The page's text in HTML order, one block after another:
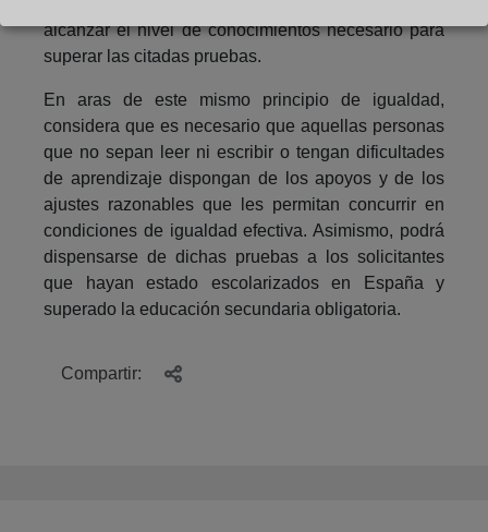
alcanzar el nivel de conocimientos necesario para
superar las citadas pruebas.
En aras de este mismo principio de igualdad,
considera que es necesario que aquellas personas
que no sepan leer ni escribir o tengan dificultades
de aprendizaje dispongan de los apoyos y de los
ajustes razonables que les permitan concurrir en
condiciones de igualdad efectiva. Asimismo, podrá
dispensarse de dichas pruebas a los solicitantes
que hayan estado escolarizados en España y
superado la educación secundaria obligatoria.
Compartir: